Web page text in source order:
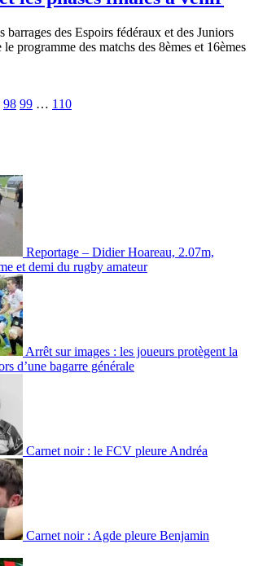
barrages des Espoirs fédéraux et des Juniors
programme des matchs des 8èmes et 16èmes
98 99 … 110
Reportage – Didier Hoareau, 2.07m,
et demi du rugby amateur
Arrêt sur images : les joueurs protègent la
d’une bagarre générale
Carnet noir : le FCV pleure Andréa
Carnet noir : Agde pleure Benjamin